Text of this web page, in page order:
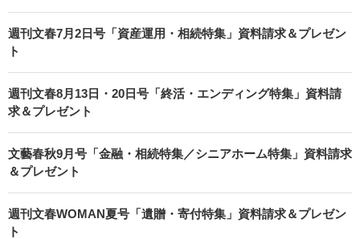
週刊文春7月2日号「資産運用・相続特集」資料請求＆プレゼン
ト
週刊文春8月13日・20日号「終活・エンディング特集」資料請
求＆プレゼント
文藝春秋9月号「金融・相続特集／シニアホーム特集」資料請求
＆プレゼント
週刊文春WOMAN夏号「遺贈・寄付特集」資料請求＆プレゼン
ト